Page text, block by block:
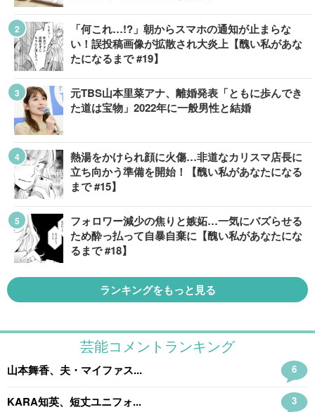
「何これ…!?」朝からスマホの通知が止まらな
い！誤投稿画像が拡散され大炎上【醜い私があな
たになるまで #19】
元TBS山本里菜アナ、離婚発表「ともに歩んでき
た道は宝物」2022年に一般男性と結婚
熱湯をかけられ顔に火傷…非道なカリスマ店長に
立ち向かう準備を開始！【醜い私があなたになる
まで #15】
フォロワー減少の焦りと嫉妬…一気にバズらせる
ため酔っ払って自暴自棄に【醜い私があなたにな
るまで #18】
ランキングをもっと見る